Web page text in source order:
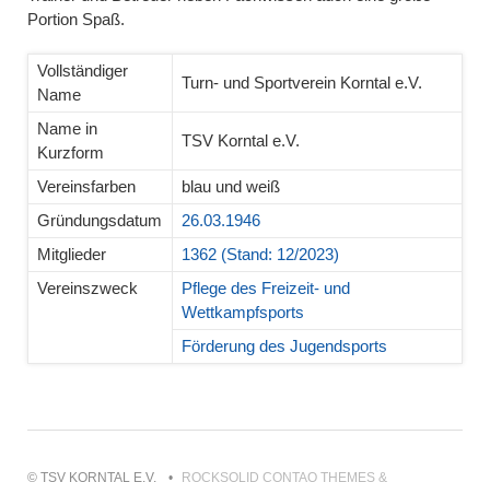
Portion Spaß.
Vollständiger
Name
Turn- und Sportverein Korntal e.V.
Name in
Kurzform
TSV Korntal e.V.
Vereinsfarben
blau und weiß
Gründungsdatum
26.03.1946
Mitglieder
1362 (Stand: 12/2023)
Vereinszweck
Pflege des Freizeit- und
Wettkampfsports
Förderung des Jugendsports
© TSV KORNTAL E.V. ROCKSOLID CONTAO THEMES &